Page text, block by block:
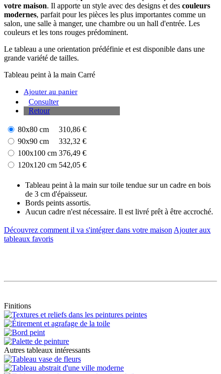
votre maison. Il apporte un style avec des designs et des couleurs
modernes, parfait pour les pièces les plus importantes comme un
salon, une salle à manger, une chambre ou un hall d'entrée. Les
couleurs et les tons rouges prédominent.
Le tableau a une orientation prédéfinie et est disponible dans une
grande variété de tailles.
Tableau peint à la main Carré
Ajouter au panier
Consulter
Retour
80x80 cm
310,86 €
90x90 cm
332,32 €
100x100 cm 376,49 €
120x120 cm 542,05 €
Tableau peint à la main sur toile tendue sur un cadre en bois
de 3 cm d'épaisseur.
Bords peints assortis.
Aucun cadre n'est nécessaire. Il est livré prêt à être accroché.
Découvrez comment il va s'intégrer dans votre maison Ajouter aux
tableaux favoris
Finitions
Autres tableaux intéressants